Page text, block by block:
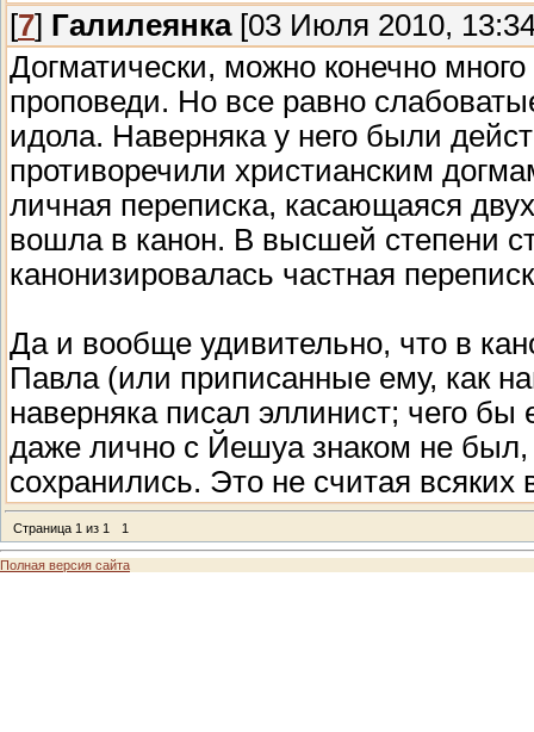
[7] Галилеянка[03 Июля 2010,
Догматически, можно конечно
проповеди. Но все равно
идола. Наверняка у него были
противоречили христианским
личная переписка, касающаяся
вошла в канон. В высшей степени
канонизировалась частная
Да и вообще удивительно, что в
Павла (или приписанные ему, как
наверняка писал эллинист; чего
даже лично с Йешуа знаком не был,
сохранились. Это не считая
Страница 1 из 1 1
Полная версия сайта